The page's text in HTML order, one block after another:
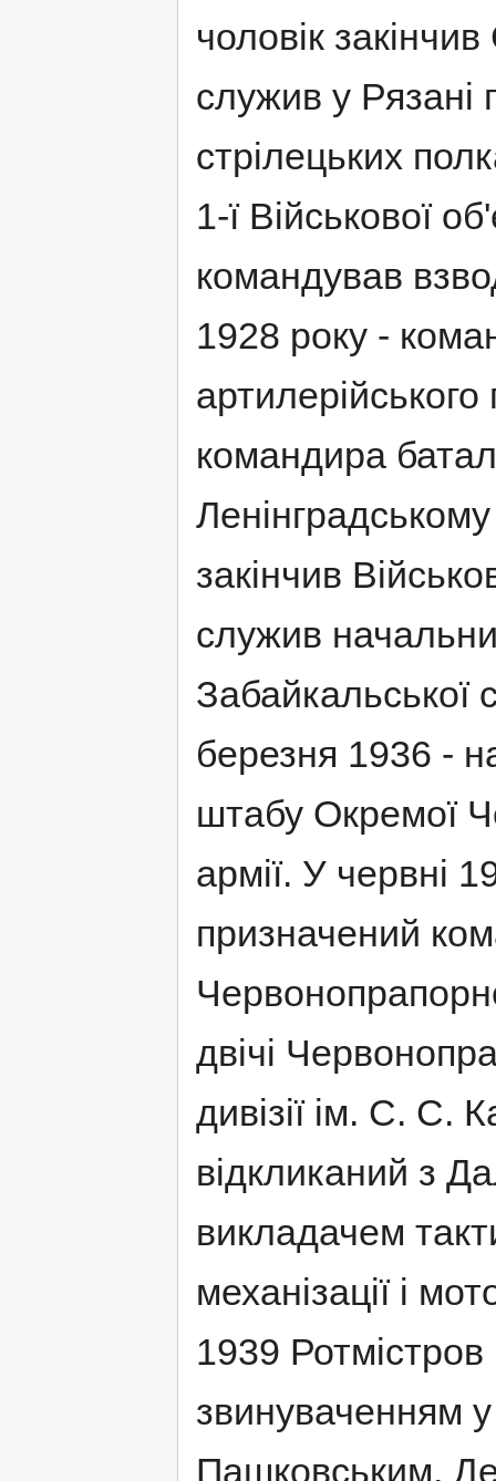
чоловік
служив у Рязані
стрілецьких
1-ї Військової
командував
1928 року -
командира
закінчив
служив
Забайкальської
березня 1936 -
штабу Окремої
армії. У червні
призначений
двічі
дивізії ім. С. С.
відкликаний з
викладачем
механізації і
1939
звинуваченням
Пашковським,